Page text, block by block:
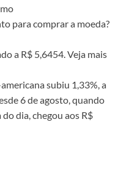
para comprar a moeda?
a R$ 5,6454. Veja mais
subiu 1,33%, a
6 de agosto, quando
dia, chegou aos R$